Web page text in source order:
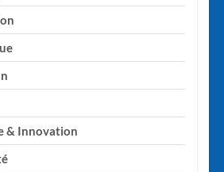
& Innovation